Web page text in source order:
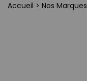
Accueil > Nos Marques